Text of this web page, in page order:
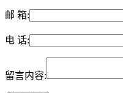
邮 箱:
电 话:
留言内容: